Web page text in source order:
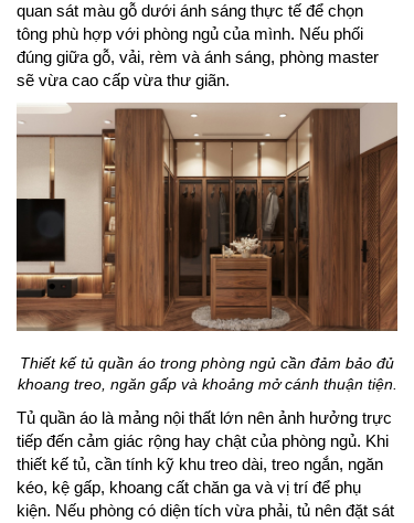
quan sát màu gỗ dưới ánh sáng thực tế để chọn
tông phù hợp với phòng ngủ của mình. Nếu phối
đúng giữa gỗ, vải, rèm và ánh sáng, phòng master
sẽ vừa cao cấp vừa thư giãn.
Thiết kế tủ quần áo trong phòng ngủ cần đảm bảo đủ
khoang treo, ngăn gấp và khoảng mở cánh thuận tiện.
Tủ quần áo là mảng nội thất lớn nên ảnh hưởng trực
tiếp đến cảm giác rộng hay chật của phòng ngủ. Khi
thiết kế tủ, cần tính kỹ khu treo dài, treo ngắn, ngăn
kéo, kệ gấp, khoang cất chăn ga và vị trí để phụ
kiện. Nếu phòng có diện tích vừa phải, tủ nên đặt sát